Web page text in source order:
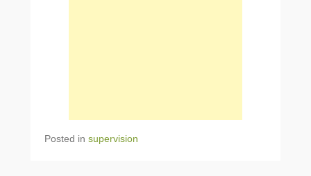
Posted in supervision